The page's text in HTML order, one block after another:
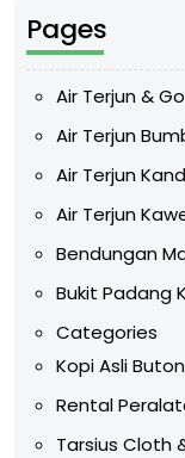
Pages
Air Terjun &
Air Terjun
Air Terjun
Air Terjun
Bendungan
Bukit Padang
Categories
Kopi Asli Buton
Rental
Tarsius Cloth